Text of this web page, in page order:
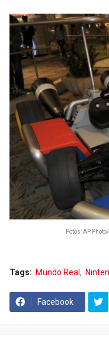
Fotos: AP
Tags: Mundo Real
Facebook